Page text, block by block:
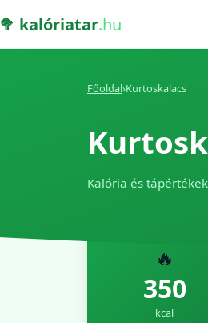
🥦 kalóriatar.hu
Főoldal›Kurtoskalacs
Kalória és
🔥
350
kcal